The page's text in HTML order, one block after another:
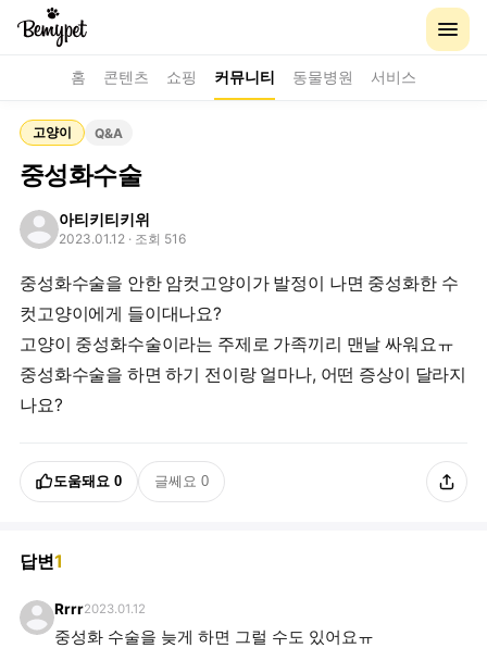
홈 콘텐츠 쇼핑 커뮤니티 동물병원 서비스
고양이 Q&A
중성화수술
아티키티키위
2023.01.12 · 조회 516
중성화수술을 안한 암컷고양이가 발정이 나면 중성화한 수
컷고양이에게 들이대나요?
고양이 중성화수술이라는 주제로 가족끼리 맨날 싸워요ㅠ
중성화수술을 하면 하기 전이랑 얼마나, 어떤 증상이 달라지
나요?
도움돼요 0 글쎄요 0
답변1
Rrrr2023.01.12
중성화 수술을 늦게 하면 그럴 수도 있어요ㅠ